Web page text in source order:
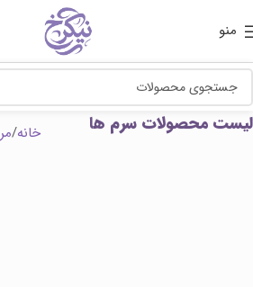
منو
لیست محصولات سرم ها خانه